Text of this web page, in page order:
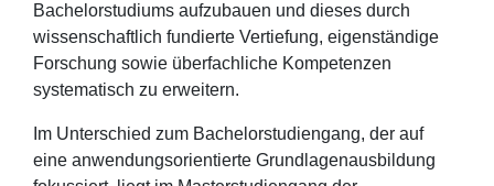
Bachelorstudiums aufzubauen und dieses durch
wissenschaftlich fundierte Vertiefung, eigenständige
Forschung sowie überfachliche Kompetenzen
systematisch zu erweitern.
Im Unterschied zum Bachelorstudiengang, der auf
eine anwendungsorientierte Grundlagenausbildung